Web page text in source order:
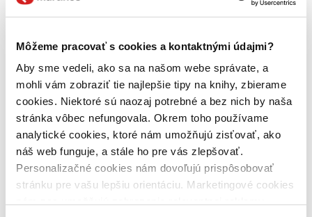
Môžeme pracovať s cookies a kontaktnými údajmi?
Aby sme vedeli, ako sa na našom webe správate, a
mohli vám zobraziť tie najlepšie tipy na knihy, zbierame
cookies. Niektoré sú naozaj potrebné a bez nich by naša
stránka vôbec nefungovala. Okrem toho používame
analytické cookies, ktoré nám umožňujú zisťovať, ako
náš web funguje, a stále ho pre vás zlepšovať.
Personalizačné cookies nám dovoľujú prispôsobovať
stránku pre vašu lepšiu orientáciu. Marketingové cookies